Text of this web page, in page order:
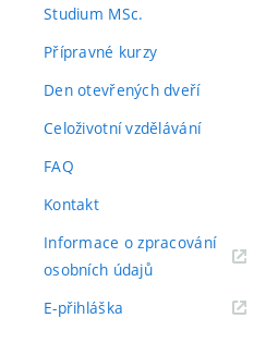
Studium MSc.
Přípravné kurzy
Den otevřených dveří
Celoživotní vzdělávání
FAQ
Kontakt
Informace o zpracování
osobních údajů(externí
E-přihláška